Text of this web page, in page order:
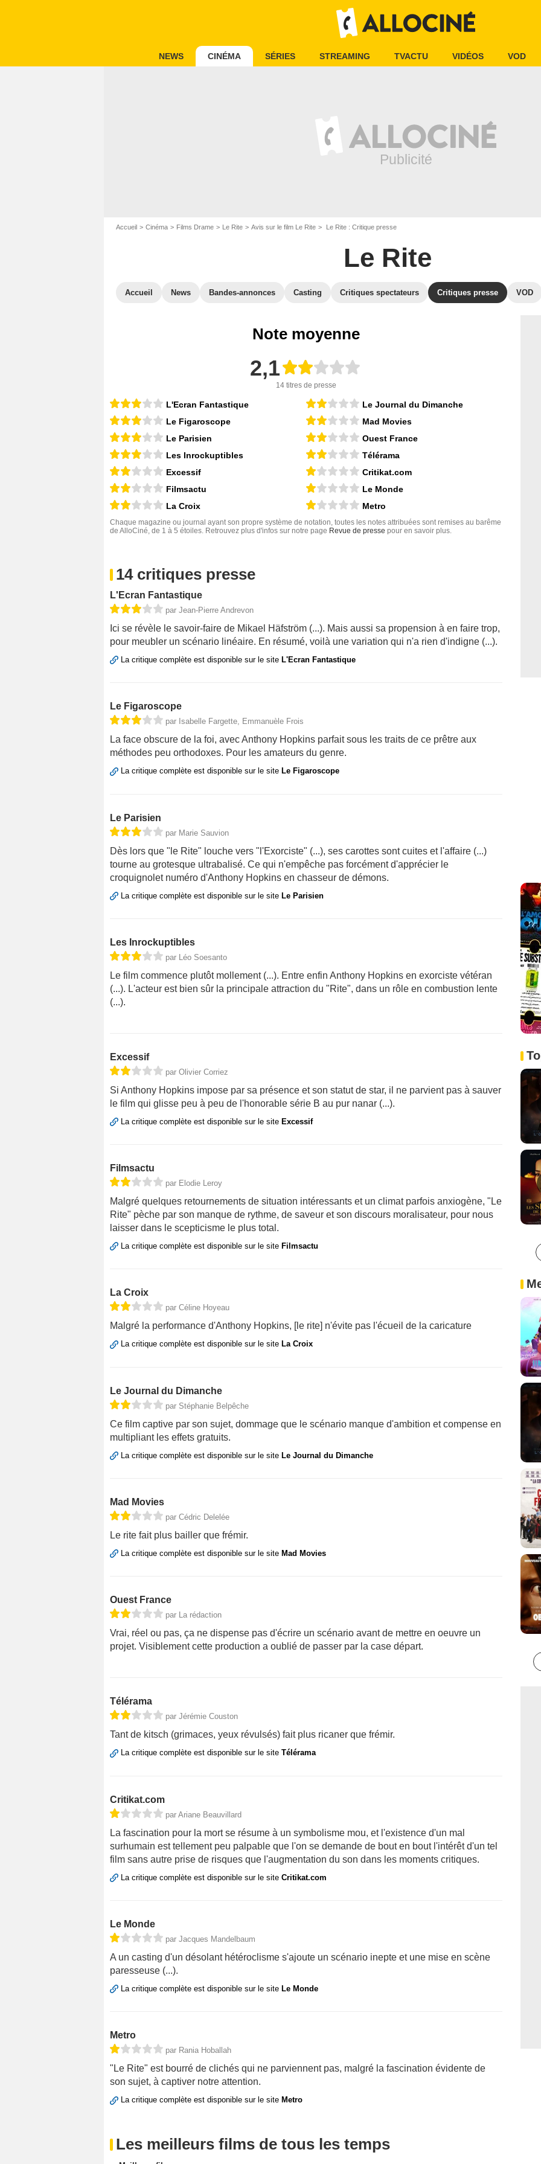
NEWS CINÉMA SÉRIES STREAMING TVACTU VIDÉOS VOD
Accueil Cinéma Films Drame Le Rite Avis sur le film Le Rite Le Rite : Critique presse
Le Rite
Accueil News Bandes-annonces Casting Critiques spectateurs Critiques presse VOD
Note moyenne
2,1
14 titres de presse
L'Ecran Fantastique
Le Figaroscope
Le Parisien
Les Inrockuptibles
Excessif
Filmsactu
La Croix
Le Journal du Dimanche
Mad Movies
Ouest France
Télérama
Critikat.com
Le Monde
Metro
Chaque magazine ou journal ayant son propre système de notation, toutes les notes attribuées sont remises au barême
de AlloCiné, de 1 à 5 étoiles. Retrouvez plus d'infos sur notre page Revue de presse pour en savoir plus.
14 critiques presse
L'Ecran Fantastique
par Jean-Pierre Andrevon
Ici se révèle le savoir-faire de Mikael Häfström (...). Mais aussi sa propension à en faire trop,
pour meubler un scénario linéaire. En résumé, voilà une variation qui n'a rien d'indigne (...).
La critique complète est disponible sur le site L'Ecran Fantastique
Le Figaroscope
par Isabelle Fargette, Emmanuèle Frois
La face obscure de la foi, avec Anthony Hopkins parfait sous les traits de ce prêtre aux
méthodes peu orthodoxes. Pour les amateurs du genre.
La critique complète est disponible sur le site Le Figaroscope
Le Parisien
par Marie Sauvion
Dès lors que "le Rite" louche vers "l'Exorciste" (...), ses carottes sont cuites et l'affaire (...)
tourne au grotesque ultrabalisé. Ce qui n'empêche pas forcément d'apprécier le
croquignolet numéro d'Anthony Hopkins en chasseur de démons.
La critique complète est disponible sur le site Le Parisien
Les Inrockuptibles
par Léo Soesanto
Le film commence plutôt mollement (...). Entre enfin Anthony Hopkins en exorciste vétéran
(...). L'acteur est bien sûr la principale attraction du "Rite", dans un rôle en combustion lente
(...).
Excessif
par Olivier Corriez
Si Anthony Hopkins impose par sa présence et son statut de star, il ne parvient pas à sauver
le film qui glisse peu à peu de l'honorable série B au pur nanar (...).
La critique complète est disponible sur le site Excessif
Filmsactu
par Elodie Leroy
Malgré quelques retournements de situation intéressants et un climat parfois anxiogène, "Le
Rite" pèche par son manque de rythme, de saveur et son discours moralisateur, pour nous
laisser dans le scepticisme le plus total.
La critique complète est disponible sur le site Filmsactu
La Croix
par Céline Hoyeau
Malgré la performance d'Anthony Hopkins, [le rite] n'évite pas l'écueil de la caricature
La critique complète est disponible sur le site La Croix
Le Journal du Dimanche
par Stéphanie Belpêche
Ce film captive par son sujet, dommage que le scénario manque d'ambition et compense en
multipliant les effets gratuits.
La critique complète est disponible sur le site Le Journal du Dimanche
Mad Movies
par Cédric Delelée
Le rite fait plus bailler que frémir.
La critique complète est disponible sur le site Mad Movies
Ouest France
par La rédaction
Vrai, réel ou pas, ça ne dispense pas d'écrire un scénario avant de mettre en oeuvre un
projet. Visiblement cette production a oublié de passer par la case départ.
Télérama
par Jérémie Couston
Tant de kitsch (grimaces, yeux révulsés) fait plus ricaner que frémir.
La critique complète est disponible sur le site Télérama
Critikat.com
par Ariane Beauvillard
La fascination pour la mort se résume à un symbolisme mou, et l'existence d'un mal
surhumain est tellement peu palpable que l'on se demande de bout en bout l'intérêt d'un tel
film sans autre prise de risques que l'augmentation du son dans les moments critiques.
La critique complète est disponible sur le site Critikat.com
Le Monde
par Jacques Mandelbaum
A un casting d'un désolant hétéroclisme s'ajoute un scénario inepte et une mise en scène
paresseuse (...).
La critique complète est disponible sur le site Le Monde
Metro
par Rania Hoballah
"Le Rite" est bourré de clichés qui ne parviennent pas, malgré la fascination évidente de
son sujet, à captiver notre attention.
La critique complète est disponible sur le site Metro
Les meilleurs films de tous les temps